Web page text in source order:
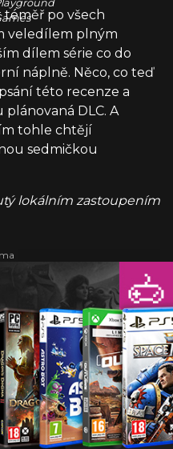
téměř po všech
veledílem plným
dílem série co do
náplně. Něco, co teď
této recenze a
DLC. A
tohle chtějí
sedmičkou
lokálním zastoupením